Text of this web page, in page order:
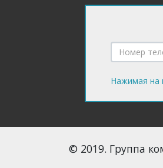
Нажимая на
© 2019. Группа